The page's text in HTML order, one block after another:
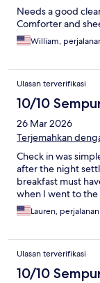
Needs a good
Comforter and
William,
Ulasan terverifikasi
10/10
26 Mar 2026
Terjemahkan
Check in was
after the night
breakfast must
when I went to
Lauren,
Ulasan terverifikasi
10/10